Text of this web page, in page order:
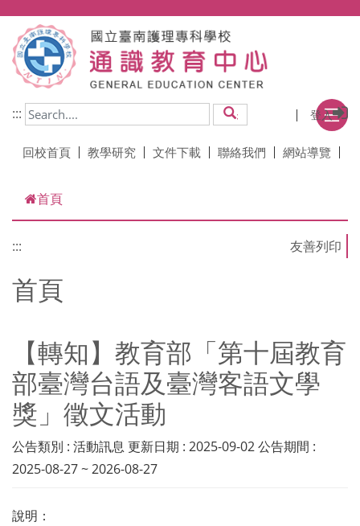
::: 搜尋 登入
回校首頁 教學研究 文件下載 聯絡我們 網站導覽
首頁
:::
首頁
【轉知】教育部「第十屆教育
部臺灣台語及臺灣客語文學
獎」徵文活動
公告類別 : 活動訊息 更新日期 : 2025-09-02 公告期間 :
2025-08-27 ~ 2026-08-27
說明：